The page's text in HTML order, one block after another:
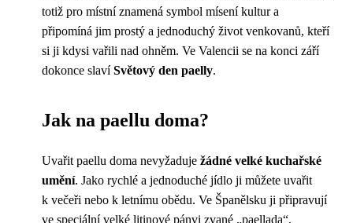
totiž pro místní znamená symbol mísení kultur a
připomíná jim prostý a jednoduchý život venkovanů, kteří
si ji kdysi vařili nad ohněm. Ve Valencii se na konci září
dokonce slavíSvětový den paelly.
Jak na paellu doma?
Uvařit paellu doma nevyžaduje žádné velké kuchařské
umění. Jako rychlé a jednoduché jídlo ji můžete uvařit
k večeři nebo k letnímu obědu. Ve Španělsku ji připravují
ve speciální velké litinové pánvi zvané „paellada“,